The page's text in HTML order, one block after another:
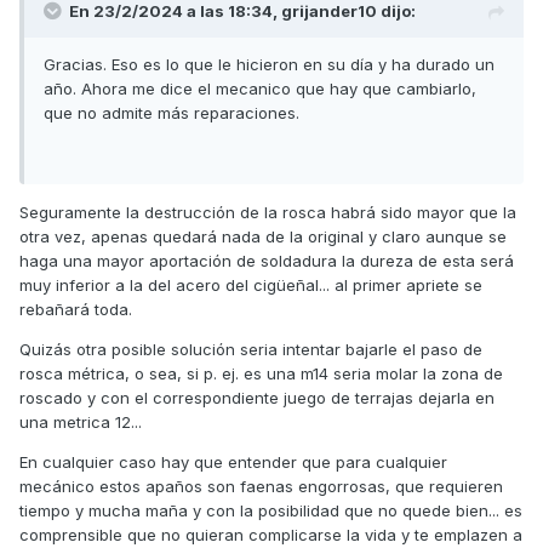
En 23/2/2024 a las 18:34, grijander10 dijo:
Gracias. Eso es lo que le hicieron en su día y ha durado un
año. Ahora me dice el mecanico que hay que cambiarlo,
que no admite más reparaciones.
Seguramente la destrucción de la rosca habrá sido mayor que la
otra vez, apenas quedará nada de la original y claro aunque se
haga una mayor aportación de soldadura la dureza de esta será
muy inferior a la del acero del cigüeñal... al primer apriete se
rebañará toda.
Quizás otra posible solución seria intentar bajarle el paso de
rosca métrica, o sea, si p. ej. es una m14 seria molar la zona de
roscado y con el correspondiente juego de terrajas dejarla en
una metrica 12...
En cualquier caso hay que entender que para cualquier
mecánico estos apaños son faenas engorrosas, que requieren
tiempo y mucha maña y con la posibilidad que no quede bien... es
comprensible que no quieran complicarse la vida y te emplazen a